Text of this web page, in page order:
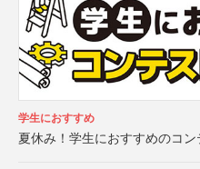
学生におすすめ
夏休み！学生におすすめのコン